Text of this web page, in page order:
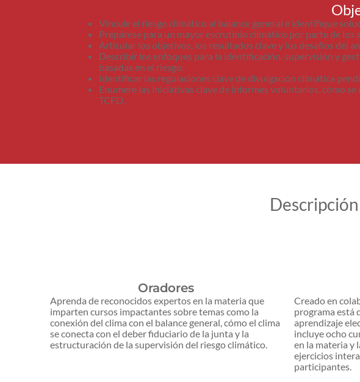
Vincule el riesgo climático al balance general e identifique
Prepárese para un mayor escrutinio climático por parte de los
Articular los objetivos, los resultados clave y los desafíos del
Describir los enfoques para la identificación, supervisión y
basadas en el riesgo.
Identificar las regulaciones clave de divulgación climática
Enumere las iniciativas clave de informes voluntarios, cómo
TCFD.
Oradores
Aprenda de reconocidos expertos en la materia que
imparten cursos impactantes sobre temas como la
conexión del clima con el balance general, cómo el clima
se conecta con el deber fiduciario de la junta y la
estructuración de la supervisión del riesgo climático.
Creado en
programa está
aprendizaje
incluye ocho
en la materia y
ejercicios
participantes.